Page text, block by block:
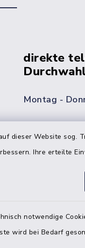
dieser Website sog.
Ihre erteilte
notwendige
wird bei Bedarf
direkte
Montag -
Freitag
Online-
keinen